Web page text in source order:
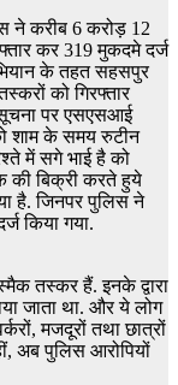
ने करीब 6 करोड़ 12
कर 319 मुकदमे दर्ज
के तहत सहसपुर
को गिरफ्तार
पर एसएसआई
शाम के समय रुटीन
में सगे भाई है को
की बिक्री करते हुये
है. जिनपर पुलिस ने
किया गया.
तस्कर हैं. इनके द्वारा
जाता था. और ये लोग
मजदूरों तथा छात्रों
अब पुलिस आरोपियों